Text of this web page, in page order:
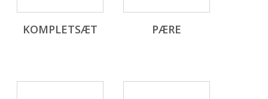
KOMPLETSÆT PÆRE